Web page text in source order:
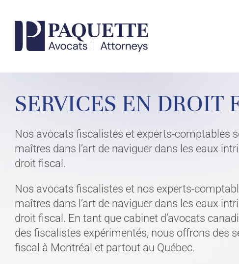
content
SERVICES EN DROIT
Nos avocats fiscalistes et experts-comptables
maîtres dans l’art de naviguer dans les eaux
droit fiscal.
Nos avocats fiscalistes et nos experts-
maîtres dans l’art de naviguer dans les eaux
droit fiscal. En tant que cabinet d’avocats
des fiscalistes expérimentés, nous offrons des
fiscal à Montréal et partout au Québec.
VOTRE AVOCAT
CONTACTEZ UN EXPERT